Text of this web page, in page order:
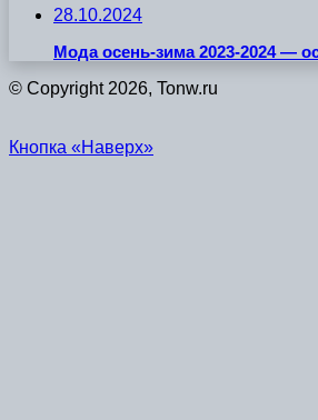
28.10.2024
Мода осень-зима 2023-2024 —
© Copyright 2026, Tonw.ru
Кнопка «Наверх»